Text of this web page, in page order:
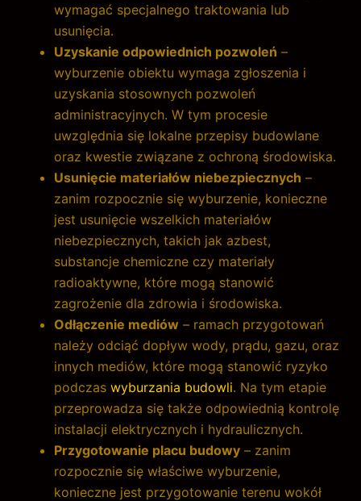
wymagać specjalnego traktowania lub
usunięcia.
Uzyskanie odpowiednich pozwoleń –
wyburzenie obiektu wymaga zgłoszenia i
uzyskania stosownych pozwoleń
administracyjnych. W tym procesie
uwzględnia się lokalne przepisy budowlane
oraz kwestie związane z ochroną środowiska.
Usunięcie materiałów niebezpiecznych –
zanim rozpocznie się wyburzenie, konieczne
jest usunięcie wszelkich materiałów
niebezpiecznych, takich jak azbest,
substancje chemiczne czy materiały
radioaktywne, które mogą stanowić
zagrożenie dla zdrowia i środowiska.
Odłączenie mediów – ramach przygotowań
należy odciąć dopływ wody, prądu, gazu, oraz
innych mediów, które mogą stanowić ryzyko
podczas wyburzania budowli. Na tym etapie
przeprowadza się także odpowiednią kontrolę
instalacji elektrycznych i hydraulicznych.
Przygotowanie placu budowy– zanim
rozpocznie się właściwe wyburzenie,
konieczne jest przygotowanie terenu wokół